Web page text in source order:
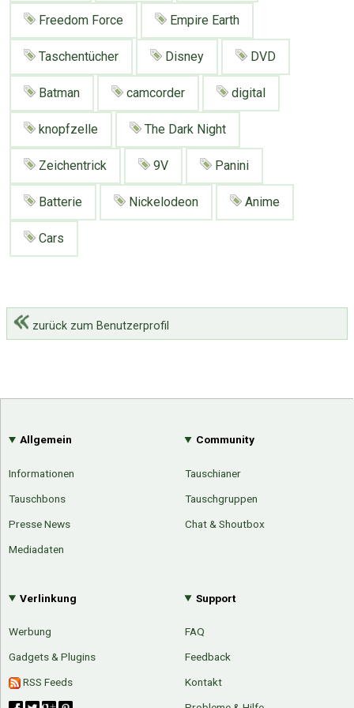
Google
Presse News
Suchanfragen
Zufallsartikel
Freedom Force Empire Earth
Taschentücher Disney DVD
Batman camcorder digital
knopfzelle The Dark Night
Zeichentrick 9V Panini
Batterie Nickelodeon Anime
Cars
zurück zum Benutzerprofil
Allgemein
Informationen
Tauschbons
Presse News
Mediadaten
Community
Tauschianer
Tauschgruppen
Chat & Shoutbox
Verlinkung
Werbung
Gadgets & Plugins
RSS Feeds
Support
FAQ
Feedback
Kontakt